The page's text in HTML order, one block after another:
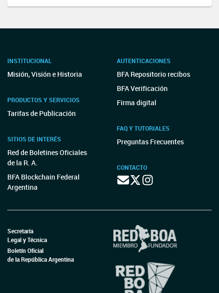
INSTITUCIONAL
Misión, Visión e Historia
PRODUCTOS Y SERVICIOS
Tarifas de Publicación
SITIOS DE INTERÉS
Red de Boletines Oficiales
de la R. A.
BFA Blockchain Federal
Argentina
AUTENTICACIONES
BFA Repositorio recibos
BFA Verificación
Firma digital
FAQ Y TUTORIALES
Preguntas Frecuentes
CONTACTO
Secretaría
Legal y Técnica
Boletín Oficial
de la República Argentina